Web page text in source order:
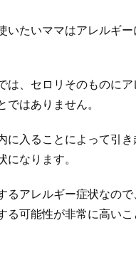
いたいママはアレルギ
は、セロリそのものに
ではありません。
に入ることによって引き
になります。
るアレルギー症状なの
る可能性が非常に高い